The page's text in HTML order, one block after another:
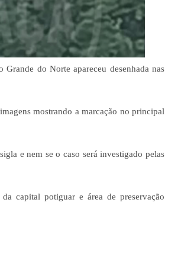
do Norte apareceu desenhada nas
mostrando a marcação no principal
e nem se o caso será investigado pelas
capital potiguar e área de preservação